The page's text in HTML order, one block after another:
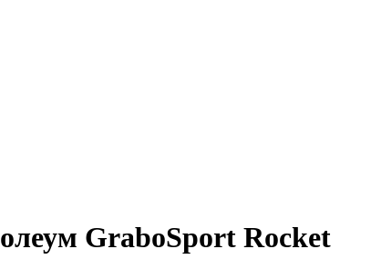
GraboSport Rocket